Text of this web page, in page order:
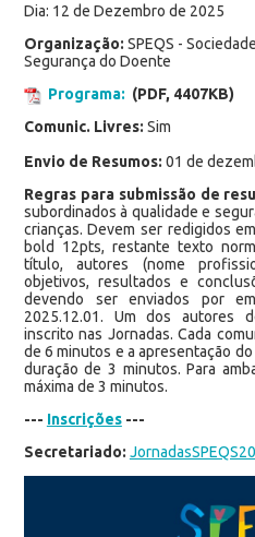
Dia: 12 de Dezembro de 2025
Organização: SPEQS -
Segurança do Doente
Programa: (PDF, 4407KB)
Comunic. Livres: Sim
Envio de Resumos: 01 de
Regras para submissão de
subordinados à qualidade e
crianças. Devem ser redigidos
bold 12pts, restante texto
título, autores (nome
objetivos, resultados e
devendo ser enviados por
2025.12.01. Um dos autores
inscrito nas Jornadas. Cada
de 6 minutos e a apresentação
duração de 3 minutos. Para
máxima de 3 minutos.
--- Inscrições---
Secretariado: